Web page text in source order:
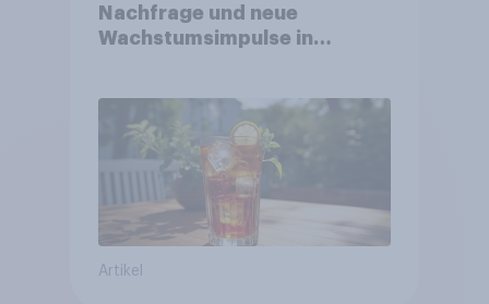
Nachfrage und neue
Wachstumsimpulse in
Artikel